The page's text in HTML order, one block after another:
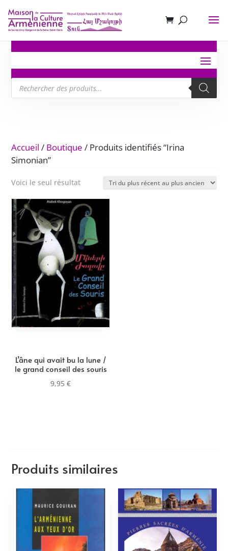
Recherche
de
produits
Accueil / Boutique / Produits identifiés “Irina
Simonian”
Voici le seul résultat
L’âne qui avait bu la lune /
le grand conseil des souris
9,95€
Produits similaires